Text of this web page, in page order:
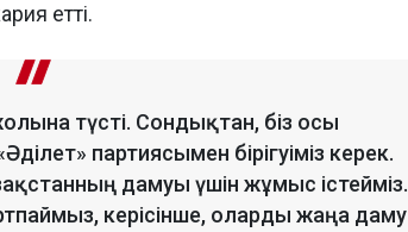
етті.
түсті. Сондықтан, біз осы
партиясымен бірігуіміз керек.
дамуы үшін жұмыс істейміз.
керісінше, оларды жаңа даму